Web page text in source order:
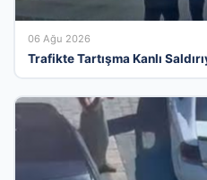
06 Ağu 2026
Trafikte Tartışma Kanlı